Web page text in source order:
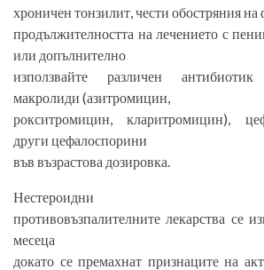
хроничен тонзилит, чести обостряния
продължителността на лечението с
или допълнително
използвайте различен
макролиди (азитромицин,
рокситромицин, кларитромицин),
други цефалоспорини
във възрастова дозировка.
Нестероидни
противовъзпалителните лекарства се
месеца
докато се премахнат признаците на